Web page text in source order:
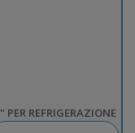
PER REFRIGERAZIONE